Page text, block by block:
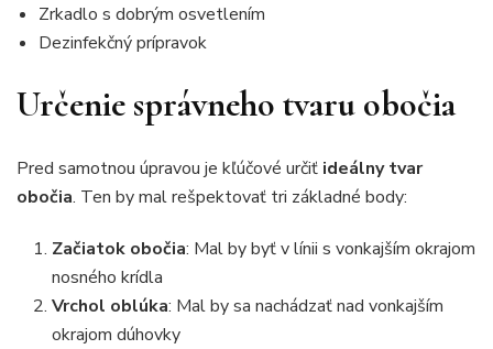
Zrkadlo s dobrým osvetlením
Dezinfekčný prípravok
Určenie správneho tvaru obočia
Pred samotnou úpravou je kľúčové určiť ideálny tvar
obočia. Ten by mal rešpektovať tri základné body:
Začiatok obočia: Mal by byť v línii s vonkajším okrajom
nosného krídla
Vrchol oblúka: Mal by sa nachádzať nad vonkajším
okrajom dúhovky